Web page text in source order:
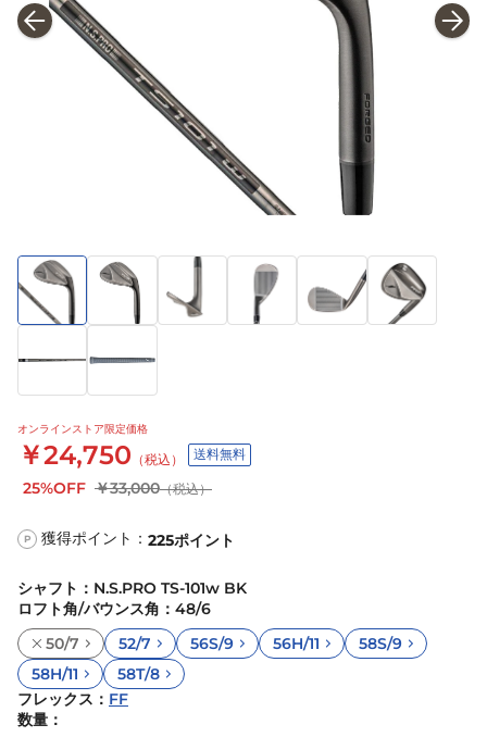
オンラインストア限定価格
￥24,750 （税込） 送料無料
25%OFF ￥33,000（税込）
P 獲得ポイント： 225ポイント
シャフト ： N.S.PRO TS-101w BK
ロフト角/バウンス角 ： 48/6
50/7
52/7 56S/9 56H/11
58S/9
58H/11
58T/8
フレックス ： FF
数量：